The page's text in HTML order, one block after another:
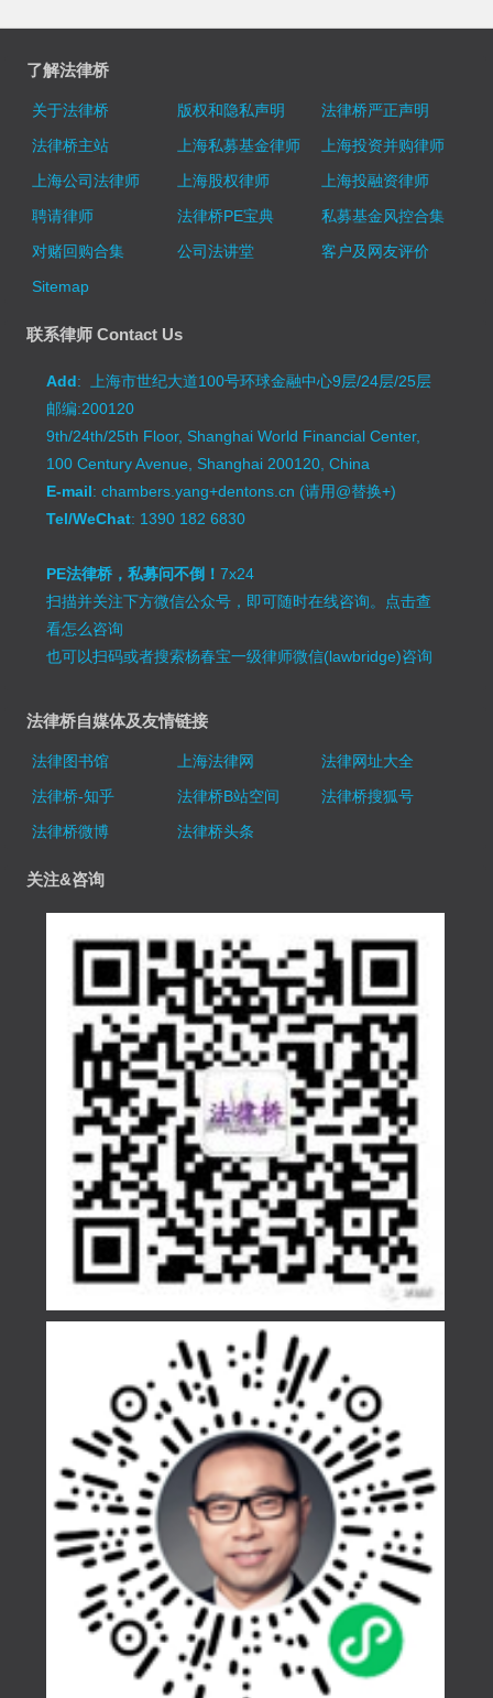
了解法律桥
关于法律桥 版权和隐私声明
法律桥严正声明
法律桥主站
上海私募基金律师
上海投资并购律师
上海公司法律师
上海股权律师
上海投融资律师
聘请律师
法律桥PE宝典
私募基金风控合集
对赌回购合集
公司法讲堂
客户及网友评价
Sitemap
联系律师 Contact Us
Add: 上海市世纪大道100号环球金融中心9层/24层/25层
邮编:200120
9th/24th/25th Floor, Shanghai World Financial Center,
100 Century Avenue, Shanghai 200120, China
E-mail: chambers.yang+dentons.cn (请用@替换+)
Tel/WeChat: 1390 182 6830
PE法律桥，私募问不倒！7x24
扫描并关注下方微信公众号，即可随时在线咨询。 点击查
看怎么咨询
也可以扫码或者搜索杨春宝一级律师微信(lawbridge)咨询
法律桥自媒体及友情链接
法律图书馆 上海法律网
法律网址大全
法律桥-知乎
法律桥B站空间
法律桥搜狐号
法律桥微博
法律桥头条
关注&咨询